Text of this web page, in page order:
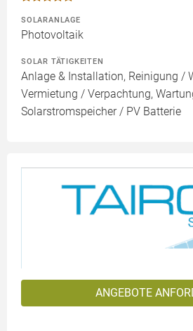
SOLARANLAGE
Photovoltaik
SOLAR TÄTIGKEITEN
Anlage & Installation, Reinigung /
Vermietung / Verpachtung,
Solarstromspeicher / PV Batterie
ANGEBOTE